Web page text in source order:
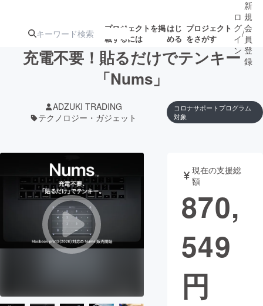
プロジェクトを掲
載するには
はじ
める
プロジェクト
をさがす
ジェクト
ターン
ジェクト
募集終了が近いプ
ロジェクト
もうすぐ公開
されます
アート・写真
テクノロジー・ガジェット
映像・映画 書籍・雑誌
ビジネス・起業 チャレンジ
ロ
グ
イ
ン
/
新
規
会
員
登
録
充電不要！貼るだけでテンキー
「Nums」
ADZUKI TRADING
テクノロジー・ガジェット
コロナサポートプログラム
対象
現在の支援総
額
870,
549
円